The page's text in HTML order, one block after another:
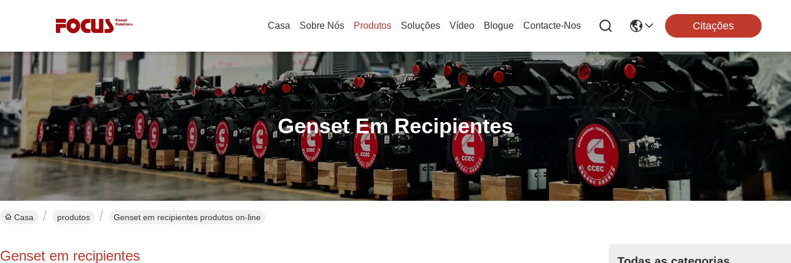
Casa Sobre Nós Produtos Soluções Vídeo Blogue Contacte-Nos Citações
Genset Em Recipientes
Casa produtos Genset em recipientes produtos on-line
Genset em recipientes